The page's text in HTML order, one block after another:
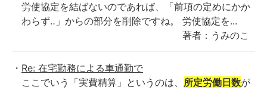
労使協定を結ばないのであれば、「前項の定めにかか
わらず‥」からの部分を削除ですね。 労使協定を...
著者：うみのこ
Re: 在宅勤務による車通勤で
ここでいう「実費精算」というのは、 所定労働日数が